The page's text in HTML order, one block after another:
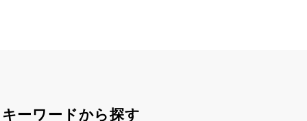
キーワードから探す